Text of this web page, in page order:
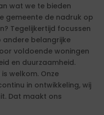
wat we te bieden
gemeente de nadruk op
Tegelijkertijd focussen
andere belangrijke
voldoende woningen
en duurzaamheid.
welkom. Onze
in ontwikkeling, wij
Dat maakt ons